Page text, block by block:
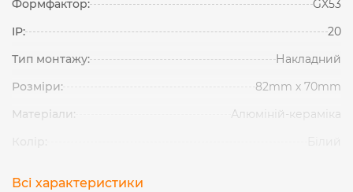
Формфактор:
GX53
IP:
20
Тип монтажу:
Накладний
Розміри:
82mm х 70mm
Матеріали:
Алюміній-кераміка
Всі характеристики